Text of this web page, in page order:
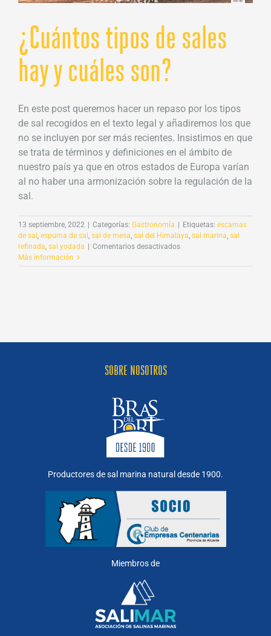
¿Cuántos tipos de sales
hay y cuáles son?
En este post queremos hacer un repaso por los tipos
de sal recogidos en el texto legal y añadiremos los que
no se incluyen por ser más recientes. Insistimos en que
se trata de términos y definiciones en el ámbito de
nuestro país ya que en otros estados de Europa varían
al no haber una armonización sobre la regulación de la
sal.
13 septiembre, 2022 | Categorías: Gastronomía | Etiquetas: escamas
de sal, espuma de sal, sal de mesa, sal del Himalaya, sal marina, sal
refinada, sal yodada | Comentarios desactivadosen
Más información
SOBRE NOSOTROS
Productores de sal marina natural desde 1900.
Miembros de